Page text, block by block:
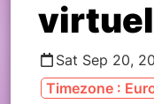
Sat Sep 20,
Timezone :